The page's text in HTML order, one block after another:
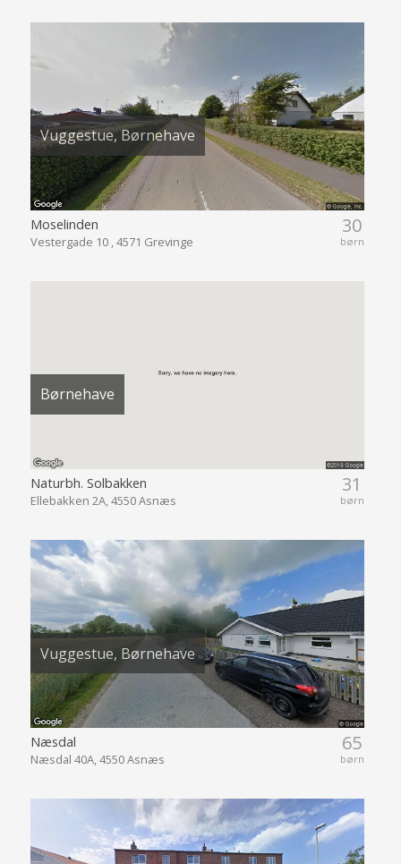
Vuggestue, Børnehave
30
børn
Moselinden
Vestergade 10 , 4571 Grevinge
Børnehave
31
børn
Naturbh. Solbakken
Ellebakken 2A, 4550 Asnæs
Vuggestue, Børnehave
65
børn
Næsdal
Næsdal 40A, 4550 Asnæs